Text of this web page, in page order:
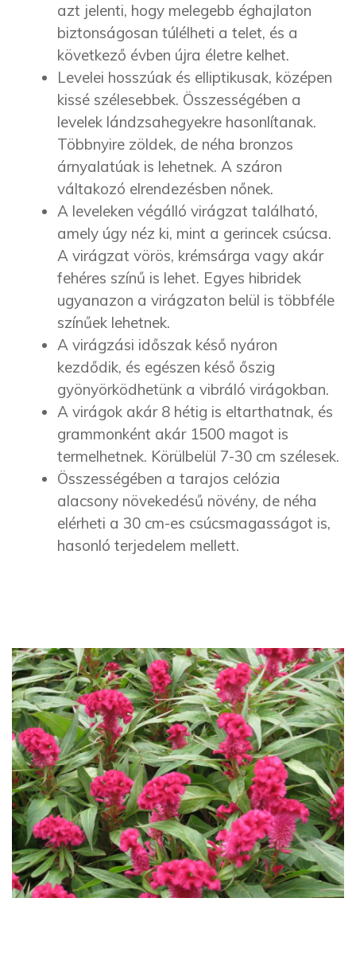
azt jelenti, hogy melegebb éghajlaton
biztonságosan túlélheti a telet, és a
következő évben újra életre kelhet.
Levelei hosszúak és elliptikusak, középen
kissé szélesebbek. Összességében a
levelek lándzsahegyekre hasonlítanak.
Többnyire zöldek, de néha bronzos
árnyalatúak is lehetnek. A száron
váltakozó elrendezésben nőnek.
A leveleken végálló virágzat található,
amely úgy néz ki, mint a gerincek csúcsa.
A virágzat vörös, krémsárga vagy akár
fehéres színű is lehet. Egyes hibridek
ugyanazon a virágzaton belül is többféle
színűek lehetnek.
A virágzási időszak késő nyáron
kezdődik, és egészen késő őszig
gyönyörködhetünk a vibráló virágokban.
A virágok akár 8 hétig is eltarthatnak, és
grammonként akár 1500 magot is
termelhetnek. Körülbelül 7-30 cm szélesek.
Összességében a tarajos celózia
alacsony növekedésű növény, de néha
elérheti a 30 cm-es csúcsmagasságot is,
hasonló terjedelem mellett.